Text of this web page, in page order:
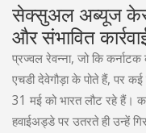
सेक्सुअल अब्यूज केस:
और संभावित
प्रज्वल रेवन्ना, जो कि
एचडी देवेगौड़ा के पोते हैं, पर
31 मई को भारत लौट रहे हैं।
हवाईअड्डे पर उतरते ही उन्हें